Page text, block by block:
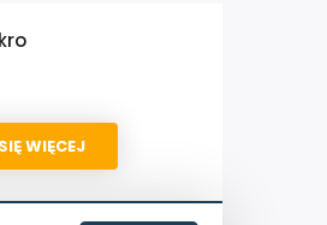
WIĘCEJ